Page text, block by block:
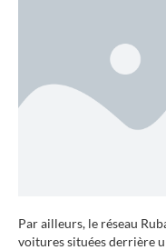
Par ailleurs, le réseau
voitures situées derrière